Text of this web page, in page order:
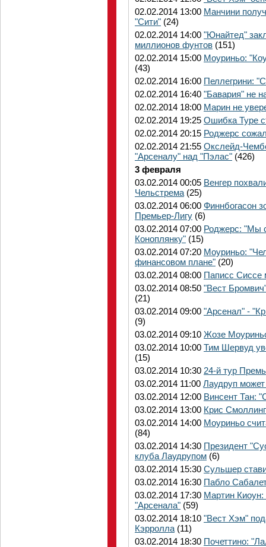
02.02.2014 13:00 Манчини
"Сити" (24)
02.02.2014 14:00 "Юнайтед"
миллионов фунтов (151)
02.02.2014 15:00 Моуриньо:
(43)
02.02.2014 16:00 Пеллегрини:
02.02.2014 16:40 "Бавария" не
02.02.2014 18:00 Марин не
02.02.2014 19:25 Ошибка Туре
02.02.2014 20:15 Роджерс
02.02.2014 21:55 Окслейд-
"Арсеналу" над "Пэлас" (426)
3 февраля
03.02.2014 00:05 Венгер
Чельстрема (25)
03.02.2014 06:00 Финнбогасон
Премьер-Лигу (6)
03.02.2014 07:00 Роджерс: "Мы
Коноплянку" (15)
03.02.2014 07:20 Моуриньо:
финансовом плане" (20)
03.02.2014 08:00 Паписс Сиссе
03.02.2014 08:50 "Вест
(21)
03.02.2014 09:00 "Арсенал" -
(9)
03.02.2014 09:10 Жозе
03.02.2014 10:00 Тим Шервуд
(15)
03.02.2014 10:30 24-й тур
03.02.2014 11:00 Лаудруп
03.02.2014 12:00 Винсент Тан:
03.02.2014 13:00 Крис
03.02.2014 14:00 Моуриньо
(84)
03.02.2014 14:30 Президент
клуба Лаудрупом (6)
03.02.2014 15:30 Сульшер
03.02.2014 16:30 Пабло
03.02.2014 17:30 Мартин Киоун:
"Арсенала" (59)
03.02.2014 18:10 "Вест Хэм"
Кэрролла (11)
03.02.2014 18:30 Почеттино: